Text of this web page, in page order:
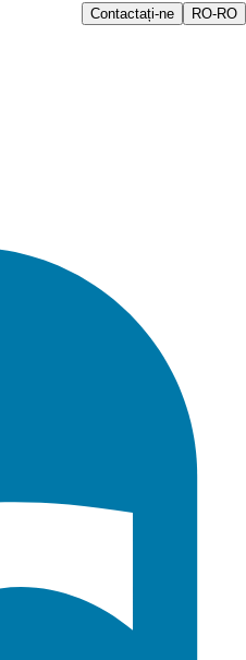
Contactați-ne RO-RO